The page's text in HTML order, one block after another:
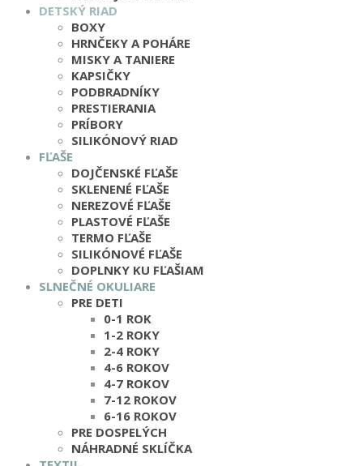
DETSKÝ RIAD
BOXY
HRNČEKY A POHÁRE
MISKY A TANIERE
KAPSIČKY
PODBRADNÍKY
PRESTIERANIA
PRÍBORY
SILIKÓNOVÝ RIAD
FĽAŠE
DOJČENSKÉ FĽAŠE
SKLENENÉ FĽAŠE
NEREZOVÉ FĽAŠE
PLASTOVÉ FĽAŠE
TERMO FĽAŠE
SILIKÓNOVÉ FĽAŠE
DOPLNKY KU FĽAŠIAM
SLNEČNÉ OKULIARE
PRE DETI
0-1 ROK
1-2 ROKY
2-4 ROKY
4-6 ROKOV
4-7 ROKOV
7-12 ROKOV
6-16 ROKOV
PRE DOSPELÝCH
NÁHRADNÉ SKLÍČKA